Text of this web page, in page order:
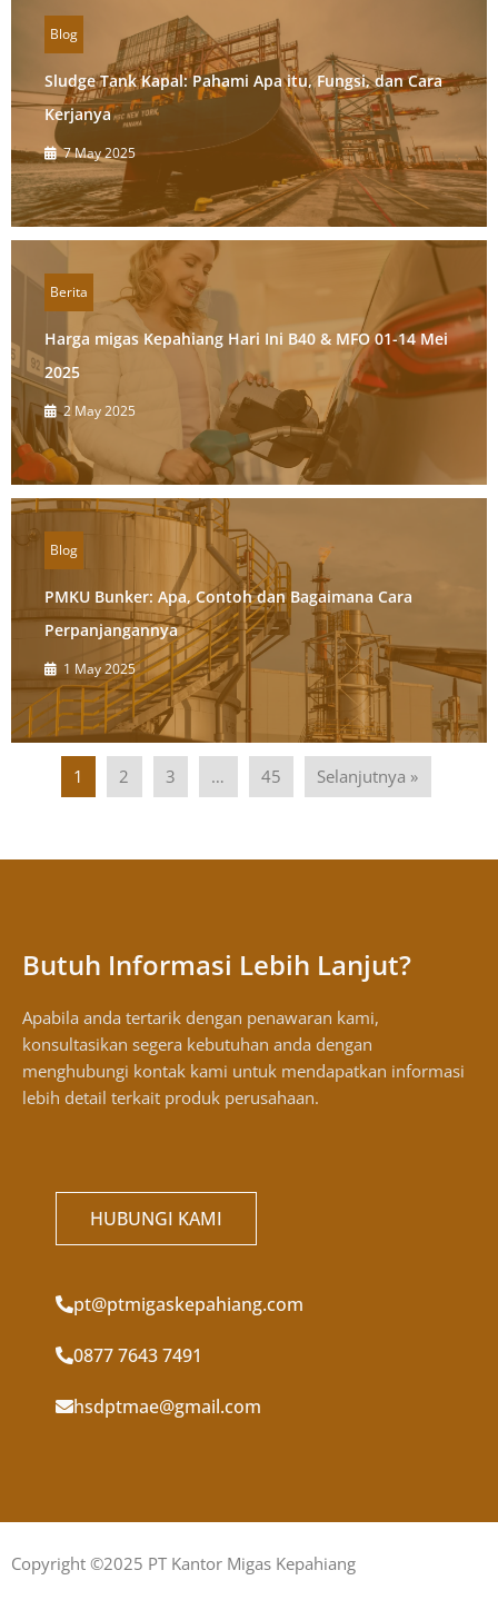
Blog
Sludge Tank Kapal: Pahami Apa itu, Fungsi, dan Cara
Kerjanya
7 May 2025
Berita
Harga migas Kepahiang Hari Ini B40 & MFO 01-14 Mei
2025
2 May 2025
Blog
PMKU Bunker: Apa, Contoh dan Bagaimana Cara
Perpanjangannya
1 May 2025
1 2 3 … 45 Selanjutnya »
Butuh Informasi Lebih Lanjut?
Apabila anda tertarik dengan penawaran kami,
konsultasikan segera kebutuhan anda dengan
menghubungi kontak kami untuk mendapatkan informasi
lebih detail terkait produk perusahaan.
HUBUNGI KAMI
pt@ptmigaskepahiang.com
0877 7643 7491
hsdptmae@gmail.com
Copyright ©2025 PT Kantor Migas Kepahiang